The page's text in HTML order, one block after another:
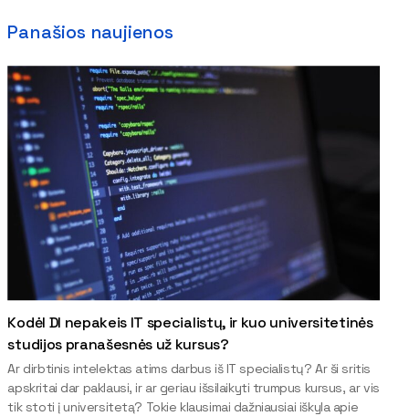
Panašios naujienos
Kodėl DI nepakeis IT specialistų, ir kuo universitetinės
studijos pranašesnės už kursus?
Ar dirbtinis intelektas atims darbus iš IT specialistų? Ar ši sritis
apskritai dar paklausi, ir ar geriau išsilaikyti trumpus kursus, ar vis
tik stoti į universitetą? Tokie klausimai dažniausiai iškyla apie